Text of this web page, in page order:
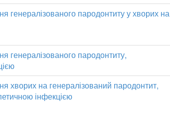
генералізованого пародонтиту у хворих на
генералізованого пародонтиту,
хворих на генералізований пародонтит,
інфекцією